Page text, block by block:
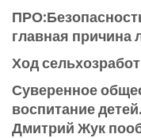
главная причина
Ход
Суверенное
воспитание
Дмитрий Жук